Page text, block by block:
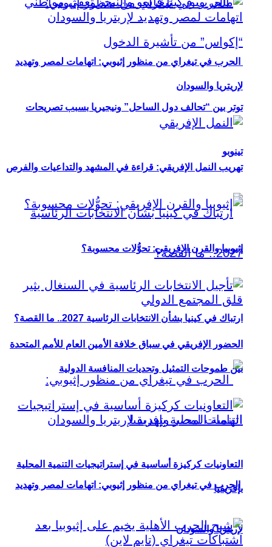
توتر بين “تحالف دول الساحل” ونيجيريا بسبب تصريحات
تينوبو
ارتباك في كينيا بشأن الانتخابات الرئاسية 2027.. ما القصة؟
الحرب في تيغراي من منظور إثيوبي: اتهامات لمصر وتهديد
لإريتريا والسودان
الحرب في تيغراي من منظور إثيوبي: اتهامات لمصر وتهديد
لإريتريا والسودان
تهريب النمل الإفريقي: قراءة في المشهد والتداعيات والفرص
إثيوبيا والقرن الإفريقي: تحوُّلات محسوبة؟
الحضور الإفريقي في سباق خلافة الأمين العام للأمم المتحدة
بين طموحات التمثيل وتحديات المنافسة الدولية
التعاونيات كركيزة أساسية في إستراتيجيات التنمية المحلية
بإفريقيا